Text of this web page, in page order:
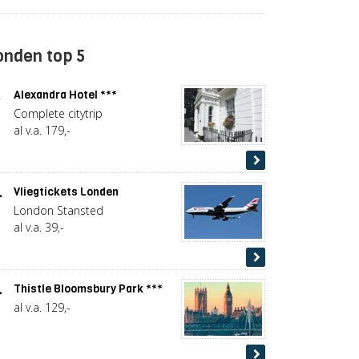
top 5
Alexandra Hotel ***
Complete citytrip
al v.a. 179,-
Vliegtickets Londen
London Stansted
al v.a. 39,-
Thistle Bloomsbury Park ***
al v.a. 129,-